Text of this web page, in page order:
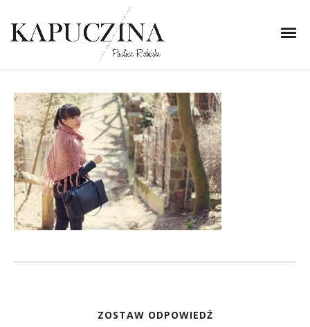
9 marca 2014
IMG_8729
Written by
ZOSTAW ODPOWIEDŹ